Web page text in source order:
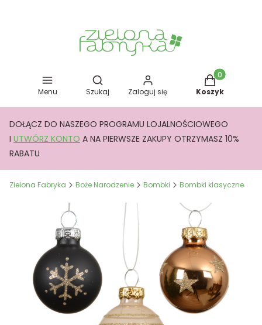
Menu
Otwórz wyszukiwarkę
Szukaj Zaloguj się
Produkty w
Koszyk
DOŁĄCZ DO NASZEGO PROGRAMU LOJALNOŚCIOWEGO
I UTWÓRZ KONTO A NA PIERWSZE ZAKUPY OTRZYMASZ 10%
RABATU
Zielona Fabryka Boże Narodzenie Bombki Bombki klasyczne